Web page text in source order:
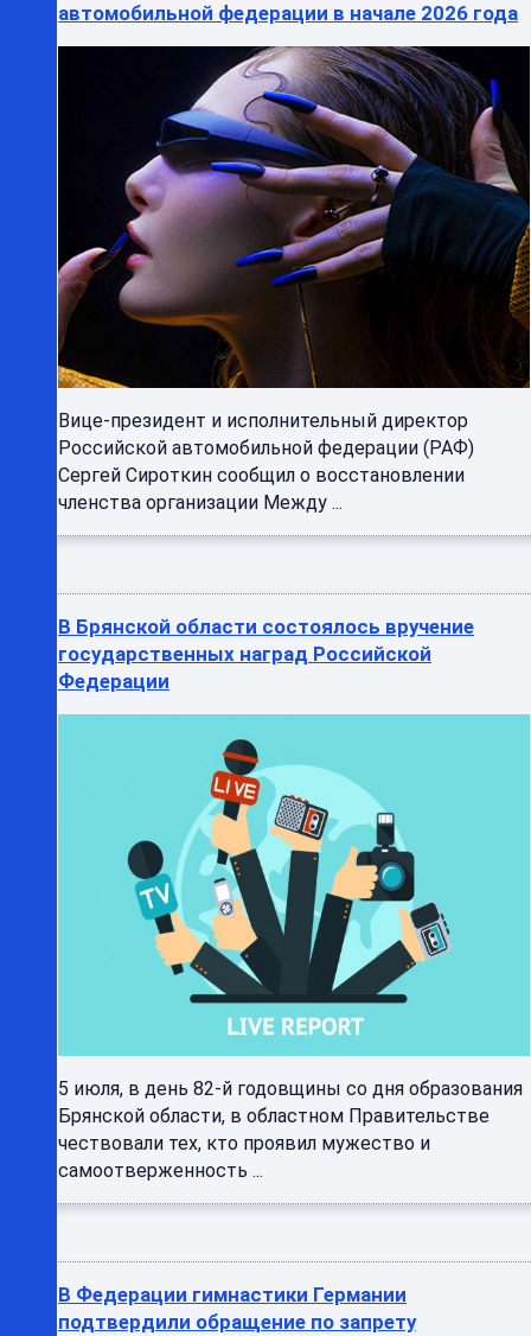
автомобильной федерации в начале 2026 года
Вице-президент и исполнительный директор
Российской автомобильной федерации (РАФ)
Сергей Сироткин сообщил о восстановлении
членства организации Между ...
В Брянской области состоялось вручение
государственных наград Российской
Федерации
5 июля, в день 82-й годовщины со дня образования
Брянской области, в областном Правительстве
чествовали тех, кто проявил мужество и
самоотверженность ...
В Федерации гимнастики Германии
подтвердили обращение по запрету